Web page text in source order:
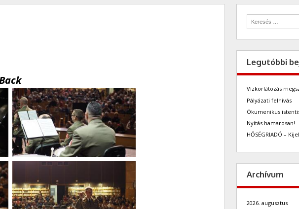
Legutóbbi
Vízkorlátozás
Pályázati felhívás
Ökumenikus
Nyitás hamarosan!
HŐSÉGRIADÓ –
Archívum
2026. augusztus